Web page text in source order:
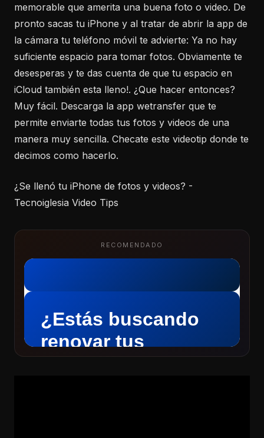
memorable que amerita una buena foto o video. De
pronto sacas tu iPhone y al tratar de abrir la app de
la cámara tu teléfono móvil te advierte: Ya no hay
suficiente espacio para tomar fotos. Obviamente te
desesperas y te das cuenta de que tu espacio en
iCloud también esta lleno!. ¿Que hacer entonces?
Muy fácil. Descarga la app wetransfer que te
permite enviarte todas tus fotos y videos de una
manera muy sencilla. Checate este videotip donde te
decimos como hacerlo.
¿Se llenó tu iPhone de fotos y videos? -
Tecnoiglesia Video Tips
RECOMENDADO